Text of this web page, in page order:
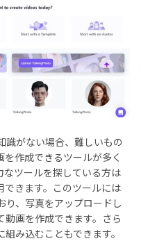
識がない場合、難しいもの
作成できるツールが多く
なツールを探している方は
きます。このツールには
り、写真をアップロードし
画を作成できます。さら
み込むこともできます。